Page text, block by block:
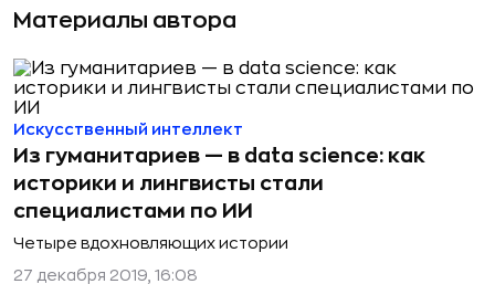
Материалы автора
Из гуманитариев — в data science: как
историки и лингвисты стали
специалистами по ИИ
Четыре вдохновляющих истории
Искусственный интеллект
27 декабря 2019, 16:08